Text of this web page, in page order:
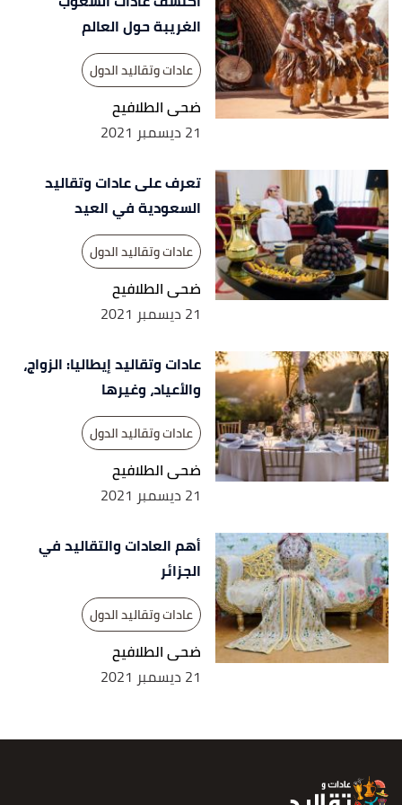
الغريبة حول العالم
عادات وتقاليد الدول
ضحى الطلافيح
21 ديسمبر 2021
تعرف على عادات وتقاليد
السعودية في العيد
عادات وتقاليد الدول
ضحى الطلافيح
21 ديسمبر 2021
عادات وتقاليد إيطاليا: الزواج،
والأعياد، وغيرها
عادات وتقاليد الدول
ضحى الطلافيح
21 ديسمبر 2021
أهم العادات والتقاليد في
الجزائر
عادات وتقاليد الدول
ضحى الطلافيح
21 ديسمبر 2021